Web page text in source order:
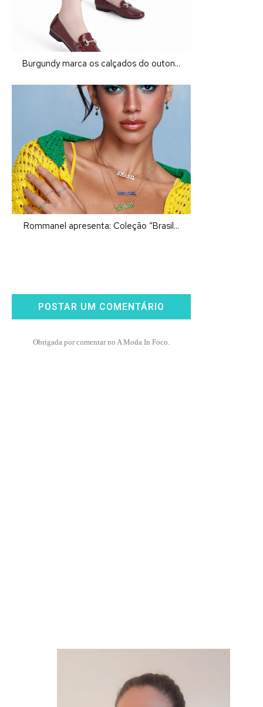
Burgundy marca os calçados do outon...
Rommanel apresenta: Coleção “Brasil...
POSTAR UM COMENTÁRIO
Obrigada por comentar no A Moda In Foco.